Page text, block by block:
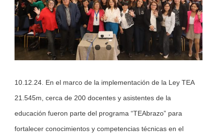
10.12.24. En el marco de la implementación de la Ley TEA
21.545m, cerca de 200 docentes y asistentes de la
educación fueron parte del programa “TEAbrazo” para
fortalecer conocimientos y competencias técnicas en el